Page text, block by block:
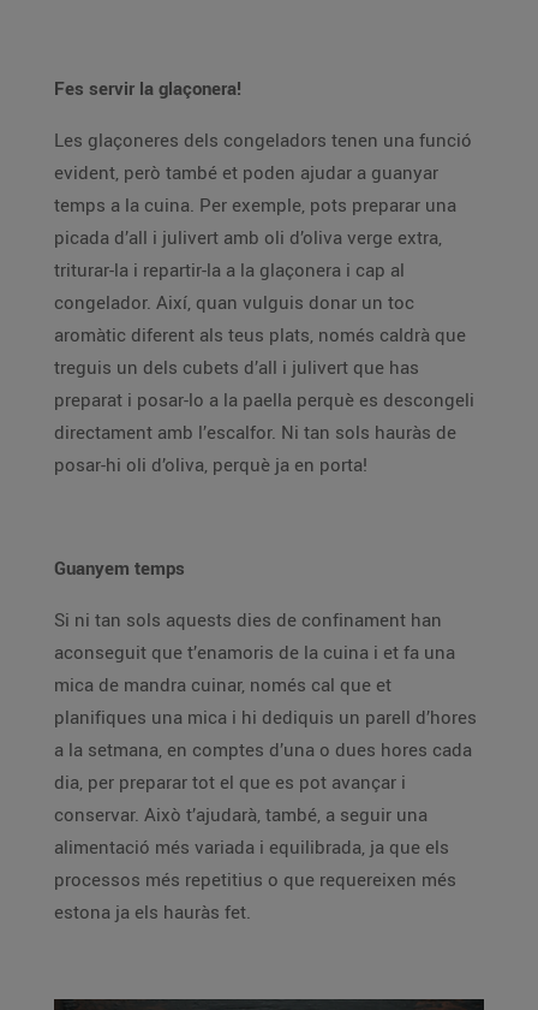
Fes servir la glaçonera!
Les glaçoneres dels congeladors tenen una funció
evident, però també et poden ajudar a guanyar
temps a la cuina. Per exemple, pots preparar una
picada d’all i julivert amb oli d’oliva verge extra,
triturar-la i repartir-la a la glaçonera i cap al
congelador. Així, quan vulguis donar un toc
aromàtic diferent als teus plats, només caldrà que
treguis un dels cubets d’all i julivert que has
preparat i posar-lo a la paella perquè es descongeli
directament amb l’escalfor. Ni tan sols hauràs de
posar-hi oli d’oliva, perquè ja en porta!
Guanyem temps
Si ni tan sols aquests dies de confinament han
aconseguit que t’enamoris de la cuina i et fa una
mica de mandra cuinar, només cal que et
planifiques una mica i hi dediquis un parell d’hores
a la setmana, en comptes d’una o dues hores cada
dia, per preparar tot el que es pot avançar i
conservar. Això t’ajudarà, també, a seguir una
alimentació més variada i equilibrada, ja que els
processos més repetitius o que requereixen més
estona ja els hauràs fet.